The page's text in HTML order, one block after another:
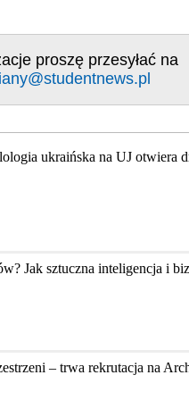
proszę przesyłać na
ukraińska na UJ otwiera
Jak sztuczna inteligencja i
– trwa rekrutacja na